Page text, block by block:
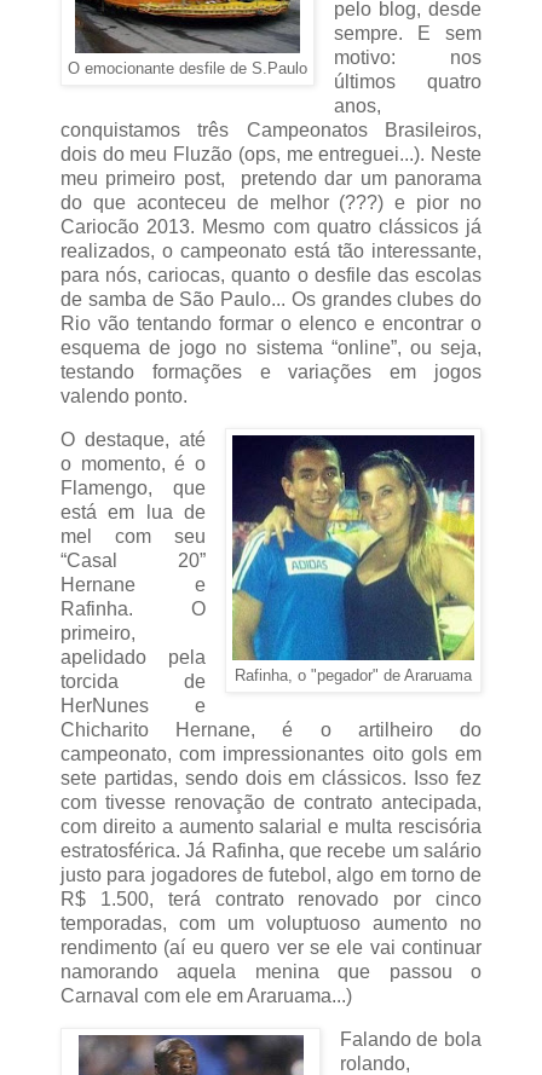
O emocionante desfile de S.Paulo
pelo blog, desde
sempre. E sem
motivo: nos
últimos quatro
anos,
conquistamos três Campeonatos Brasileiros,
dois do meu Fluzão (ops, me entreguei...). Neste
meu primeiro post, pretendo dar um panorama
do que aconteceu de melhor (???) e pior no
Cariocão 2013. Mesmo com quatro clássicos já
realizados, o campeonato está tão interessante,
para nós, cariocas, quanto o desfile das escolas
de samba de São Paulo... Os grandes clubes do
Rio vão tentando formar o elenco e encontrar o
esquema de jogo no sistema “online”, ou seja,
testando formações e variações em jogos
valendo ponto.
Rafinha, o "pegador" de Araruama
O destaque, até
o momento, é o
Flamengo, que
está em lua de
mel com seu
“Casal 20”
Hernane e
Rafinha. O
primeiro,
apelidado pela
torcida de
HerNunes e
Chicharito Hernane, é o artilheiro do
campeonato, com impressionantes oito gols em
sete partidas, sendo dois em clássicos. Isso fez
com tivesse renovação de contrato antecipada,
com direito a aumento salarial e multa rescisória
estratosférica. Já Rafinha, que recebe um salário
justo para jogadores de futebol, algo em torno de
R$ 1.500, terá contrato renovado por cinco
temporadas, com um voluptuoso aumento no
rendimento (aí eu quero ver se ele vai continuar
namorando aquela menina que passou o
Carnaval com ele em Araruama...)
Falando de bola
rolando,